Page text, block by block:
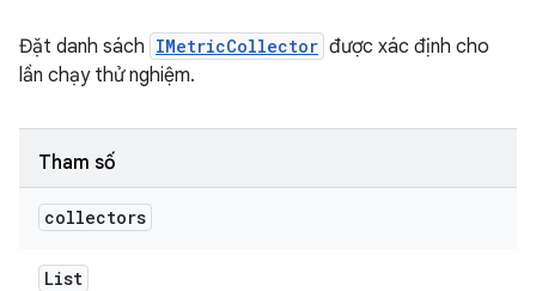
Đặt danh sách IMetricCollector được xác định cho
lần chạy thử nghiệm.
Tham số
collectors
List